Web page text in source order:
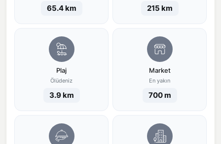
65.4 km 215 km
Plaj
Ölüdeniz
3.9 km
Market
En yakın
700 m